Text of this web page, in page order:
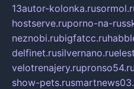
13autor-kolonka.ru
hostserve.ruporno-na-
neznobi.rubigfatcc.ru
delfinet.rusilvernano.ru
velotrenajery.rupronso54.ru
show-pets.ru